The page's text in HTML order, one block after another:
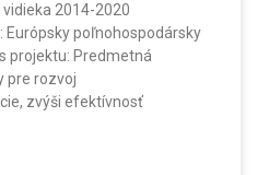
2014-2020
poľnohospodársky
projektu: Predmetná
pre rozvoj
zvýši efektívnosť